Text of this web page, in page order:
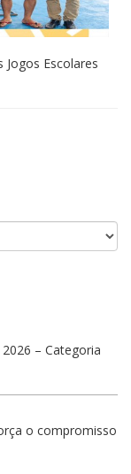
Escolares
– Categoria
o compromisso